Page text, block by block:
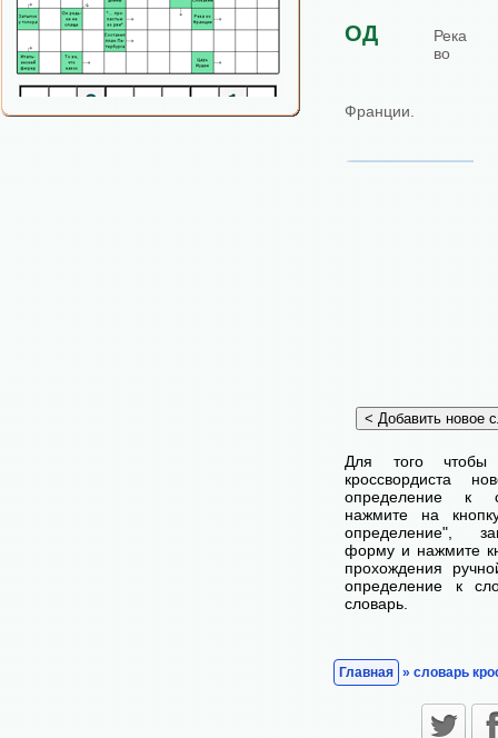
ОД
Река
во
Франции.
Для того чтобы
кроссвордиста
определение к
нажмите на
определение",
форму и нажмите
прохождения
определение к
словарь.
Главная » словарь